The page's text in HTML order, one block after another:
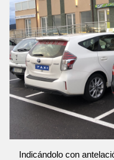
Indicándolo con